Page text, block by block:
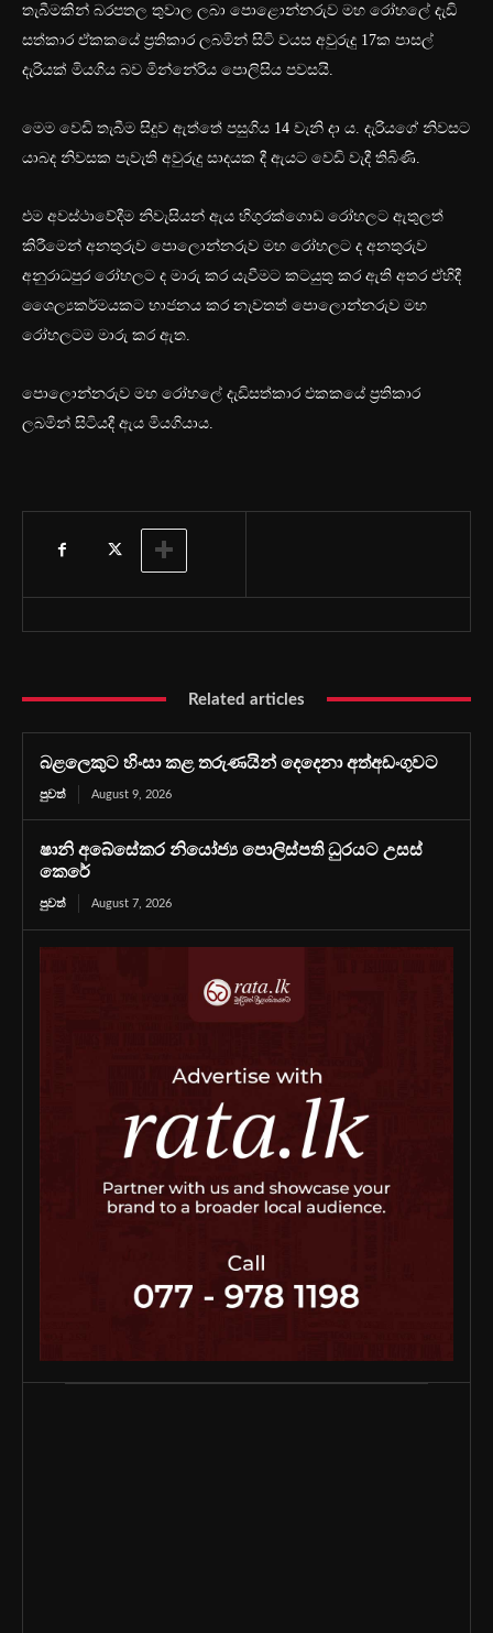
තැබීමකින් බරපතල තුවාල ලබා පොළොන්නරුව මහ රෝහලේ දැඩි
සත්කාර ඒකකයේ ප්‍රතිකාර ලබමින් සිටි වයස අවුරුදු 17ක පාසල්
දැරියක් මියගිය බව මින්නේරිය පොලිසිය පවසයි.
මෙම වෙඩි තැබීම සිදුව ඇත්තේ පසුගිය 14 වැනි දා ය. දැරියගේ නිවසට
යාබද නිවසක පැවැති අවුරුදු සාදයක දී ඇයට වෙඩි වැදී තිබිණි.
එම අවස්ථාවේදීම නිවැසියන් ඇය හිගුරක්ගොඩ රෝහලට ඇතුලත්
කිරීමෙන් අනතුරුව පොලොන්නරුව මහ රෝහලට ද අනතුරුව
අනුරාධපුර රෝහලට ද මාරු කර යැවීමට කටයුතු කර ඇති අතර ඒහිදී
ශෛල්‍යකර්මයකට භාජනය කර නැවතත් පොලොන්නරුව මහ
රෝහලටම මාරු කර ඇත.
පොලොන්නරුව මහ රෝහලේ දැඩිසත්කාර එකකයේ ප්‍රතිකාර
ලබමින් සිටියදී ඇය මියගියාය.
Related articles
බළලෙකුට හිංසා කළ තරුණයින් දෙදෙනා අත්අඩංගුවට
පුවත් August 9, 2026
ෂානි අබේසේකර නියෝජ්‍ය පොලිස්පති ධුරයට උසස්
කෙරේ
පුවත් August 7, 2026